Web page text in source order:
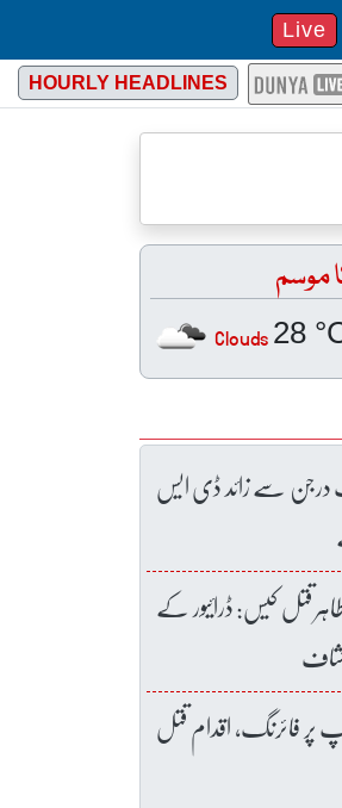
Live
HOURLY HEADLINES
موسم
28
Clouds
درجن سے زائد ڈی ایس
قتل کیس: ڈرائیور کے
پر فائرنگ، اقدام قتل